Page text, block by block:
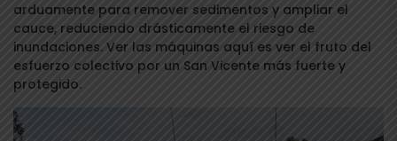
arduamente para remover sedimentos y ampliar el
cauce, reduciendo drásticamente el riesgo de
inundaciones. Ver las máquinas aquí es ver el fruto del
esfuerzo colectivo por un San Vicente más fuerte y
protegido.